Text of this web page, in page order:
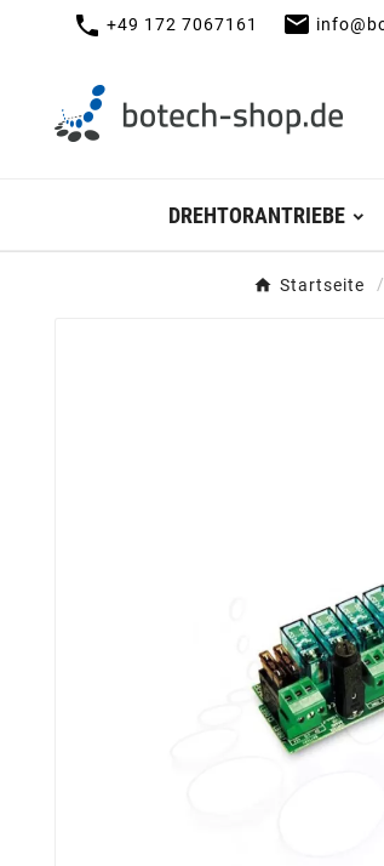
call +49 172 7067161 mail
DREHTORANTRIEBE
Startseite